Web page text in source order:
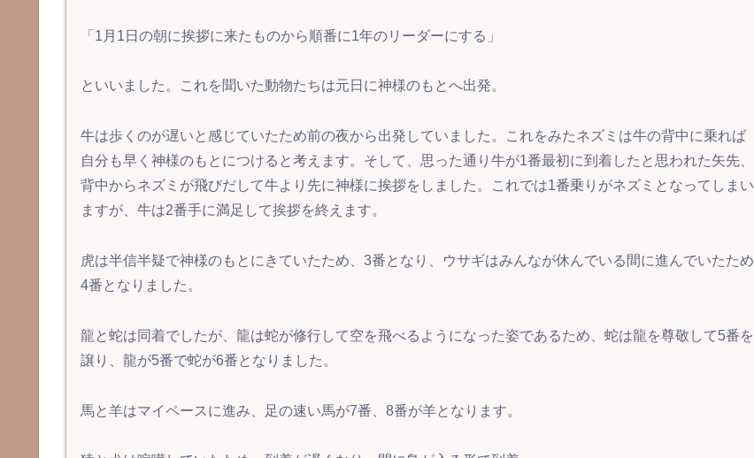
「1月1日の朝に挨拶に来たものから順番に1年のリーダーにする」
といいました。これを聞いた動物たちは元日に神様のもとへ出発。
牛は歩くのが遅いと感じていたため前の夜から出発していました。これをみたネズミは牛の背中に乗れば
自分も早く神様のもとにつけると考えます。そして、思った通り牛が1番最初に到着したと思われた矢先、
背中からネズミが飛びだして牛より先に神様に挨拶をしました。これでは1番乗りがネズミとなってしまい
ますが、牛は2番手に満足して挨拶を終えます。
虎は半信半疑で神様のもとにきていたため、3番となり、ウサギはみんなが休んでいる間に進んでいたため
4番となりました。
龍と蛇は同着でしたが、龍は蛇が修行して空を飛べるようになった姿であるため、蛇は龍を尊敬して5番を
譲り、龍が5番で蛇が6番となりました。
馬と羊はマイペースに進み、足の速い馬が7番、8番が羊となります。